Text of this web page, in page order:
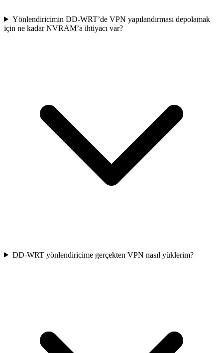
Yönlendiricimin DD-WRT’de VPN yapılandırması depolamak
için ne kadar NVRAM’a ihtiyacı var?
DD-WRT yönlendiricime gerçekten VPN nasıl yüklerim?